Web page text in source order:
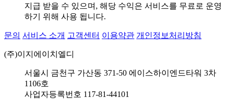
지급 받을 수 있으며, 해당 수익은 서비스를 무료로 운영
하기 위해 사용 됩니다.
문의 서비스 소개 고객센터 이용약관 개인정보처리방침
(주)이지에이치엘디
서울시 금천구 가산동 371-50 에이스하이엔드타워 3차
1106호
사업자등록번호 117-81-44101